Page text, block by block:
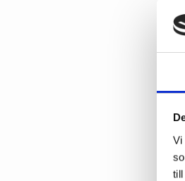
Vi